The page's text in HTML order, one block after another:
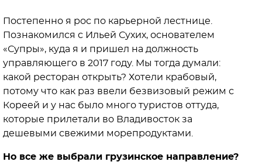
Постепенно я рос по карьерной лестнице.
Познакомился с Ильей Сухих, основателем
«Супры», куда я и пришел на должность
управляющего в 2017 году. Мы тогда думали:
какой ресторан открыть? Хотели крабовый,
потому что как раз ввели безвизовый режим с
Кореей и у нас было много туристов оттуда,
которые прилетали во Владивосток за
дешевыми свежими морепродуктами.
Но все же выбрали грузинское направление?